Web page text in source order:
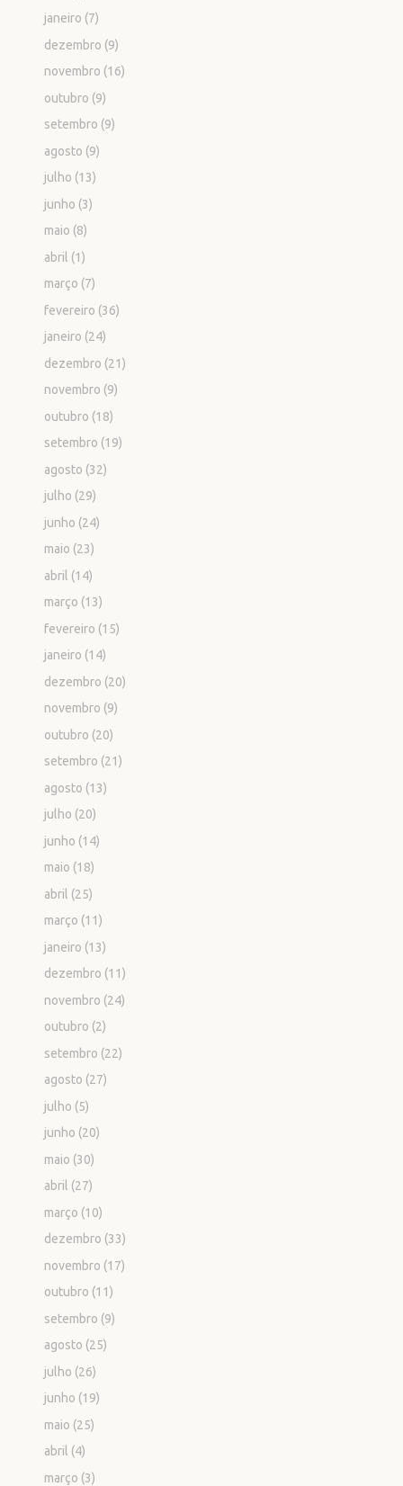
janeiro (7)
dezembro (9)
novembro (16)
outubro (9)
setembro (9)
agosto (9)
julho (13)
junho (3)
maio (8)
abril (1)
março (7)
fevereiro (36)
janeiro (24)
dezembro (21)
novembro (9)
outubro (18)
setembro (19)
agosto (32)
julho (29)
junho (24)
maio (23)
abril (14)
março (13)
fevereiro (15)
janeiro (14)
dezembro (20)
novembro (9)
outubro (20)
setembro (21)
agosto (13)
julho (20)
junho (14)
maio (18)
abril (25)
março (11)
janeiro (13)
dezembro (11)
novembro (24)
outubro (2)
setembro (22)
agosto (27)
julho (5)
junho (20)
maio (30)
abril (27)
março (10)
dezembro (33)
novembro (17)
outubro (11)
setembro (9)
agosto (25)
julho (26)
junho (19)
maio (25)
abril (4)
março (3)